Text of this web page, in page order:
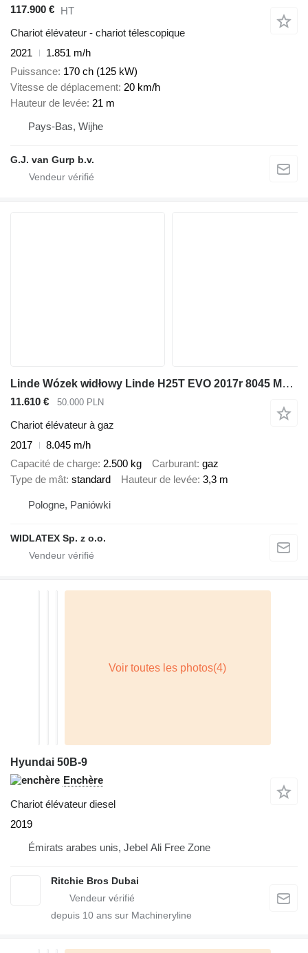
117.900 € HT
Chariot élévateur - chariot télescopique
2021
1.851 m/h
Puissance 170 ch (125 kW)
Vitesse de déplacement 20 km/h
Hauteur de levée 21 m
Pays-Bas, Wijhe
G.J. van Gurp b.v.
Linde Wózek widłowy Linde H25T EVO 2017r 8045 MH oświetlenie LED
11.610 € 50.000 PLN
Chariot élévateur à gaz
2017
8.045 m/h
Capacité de charge 2.500 kg Carburant gaz
Type de mât standard Hauteur de levée 3,3 m
Pologne, Paniówki
WIDLATEX Sp. z o.o.
Hyundai 50B-9
Enchère
Chariot élévateur diesel
2019
Émirats arabes unis, Jebel Ali Free Zone
Ritchie Bros Dubai
depuis 10 ans sur Machineryline